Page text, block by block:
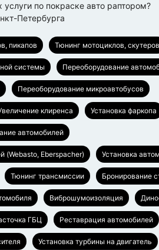
по покраске авто раптором?
Петербурга
пикапов Тюнинг мотоциклов, скутеров
системы Переоборудование
Переоборудование микроавтобусов
клиренса Установка фаркопа
автомобилей
(Webasto, Eberspacher) Установка
Тюнинг трансмиссии Бронирование
Виброшумоизоляция
ГБЦ Реставрация автомобилей
Установка турбины на двигатель